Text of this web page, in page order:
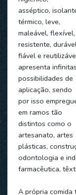
asséptico,
térmico, leve,
maleável, flexível,
resistente,
fiável e
apresenta infinitas
possibilidades de
aplicação, sendo
por isso
em ramos tão
distintos como o
artesanato, artes
plásticas,
odontologia e
farmacêutica,
A própria comida